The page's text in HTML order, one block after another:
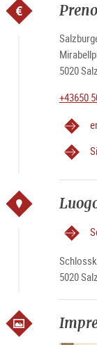
5020
+43650
5020